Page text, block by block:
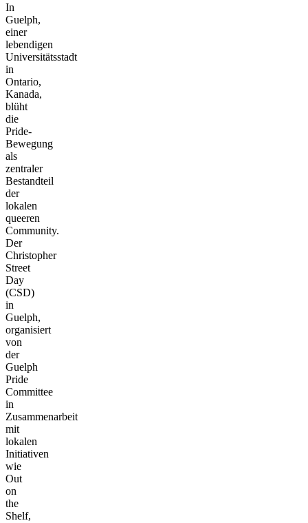
In
Guelph,
einer
lebendigen
Universitätsstadt
in
Ontario,
Kanada,
blüht
die
Pride-
Bewegung
als
zentraler
Bestandteil
der
lokalen
queeren
Community.
Der
Christopher
Street
Day
(CSD)
in
Guelph,
organisiert
von
der
Guelph
Pride
Committee
in
Zusammenarbeit
mit
lokalen
Initiativen
wie
Out
on
the
Shelf,